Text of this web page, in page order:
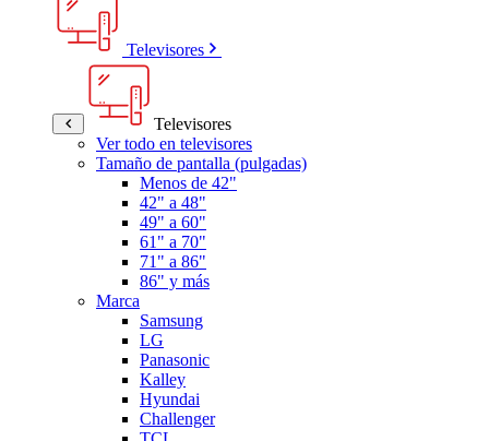
Televisores
Televisores
Ver todo en televisores
Tamaño de pantalla (pulgadas)
Menos de 42"
42" a 48"
49" a 60"
61" a 70"
71" a 86"
86" y más
Marca
Samsung
LG
Panasonic
Kalley
Hyundai
Challenger